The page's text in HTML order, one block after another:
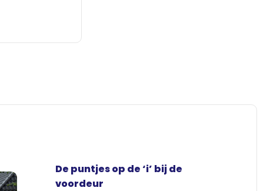
De puntjes op de ‘i’ bij de
voordeur